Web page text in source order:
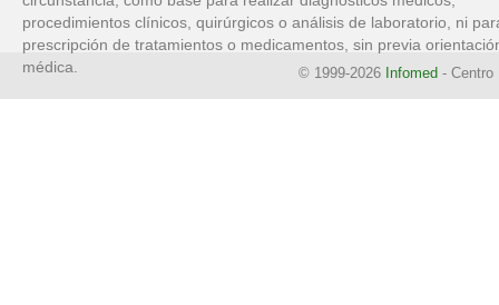
procedimientos clínicos, quirúrgicos o análisis de laboratorio, ni
prescripción de tratamientos o medicamentos, sin previa
médica.
© 1999-2026 Infomed - Centro